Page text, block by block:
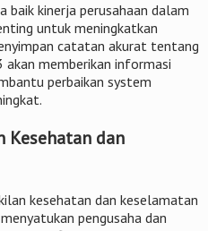
baik kinerja perusahaan dalam
untuk meningkatkan
catatan akurat tentang
memberikan informasi
perbaikan system
Kesehatan dan
kesehatan dan keselamatan
pengusaha dan